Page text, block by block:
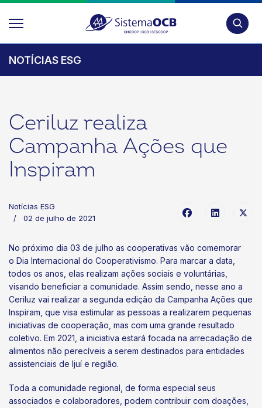
NOTÍCIAS ESG
Ceriluz realiza
Campanha Ações que
Inspiram
Notícias ESG
02 de julho de 2021
No próximo dia 03 de julho as cooperativas vão comemorar
o Dia Internacional do Cooperativismo. Para marcar a data,
todos os anos, elas realizam ações sociais e voluntárias,
visando beneficiar a comunidade. Assim sendo, nesse ano a
Ceriluz vai realizar a segunda edição da Campanha Ações que
Inspiram, que visa estimular as pessoas a realizarem pequenas
iniciativas de cooperação, mas com uma grande resultado
coletivo. Em 2021, a iniciativa estará focada na arrecadação de
alimentos não perecíveis a serem destinados para entidades
assistenciais de Ijuí e região.
Toda a comunidade regional, de forma especial seus
associados e colaboradores, podem contribuir com doações,